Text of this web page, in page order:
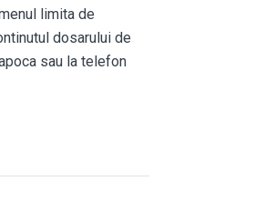
limita de
dosarului de
sau la telefon